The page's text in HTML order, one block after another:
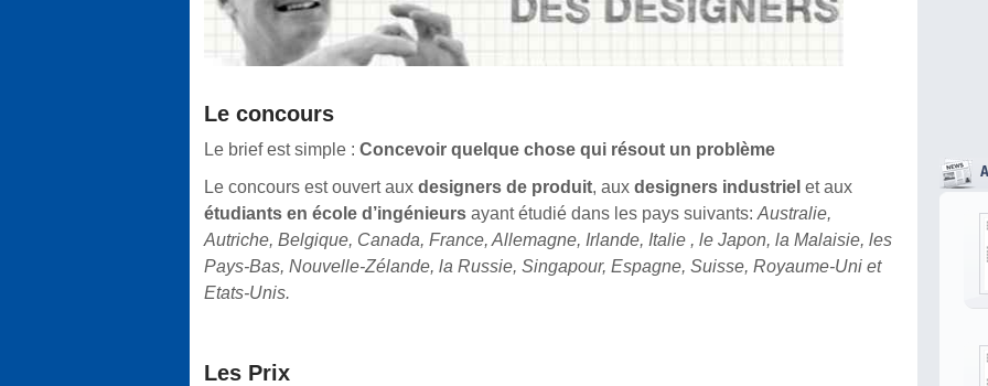
Le concours
Le brief est simple :Concevoir quelque chose qui résout un problème
Le concours est ouvert auxdesigners de produit, auxdesigners industriel et aux
étudiants en école d’ingénieurs ayant étudié dans les pays suivants:Australie,
Autriche, Belgique, Canada, France, Allemagne, Irlande, Italie , le Japon, la Malaisie, les
Pays-Bas, Nouvelle-Zélande, la Russie, Singapour, Espagne, Suisse, Royaume-Uni et
Etats-Unis.
Les Prix